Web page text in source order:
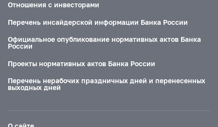
Отношения с инвесторами
Перечень инсайдерской информации Банка России
Официальное опубликование нормативных актов Банка
России
Проекты нормативных актов Банка России
Перечень нерабочих праздничных дней и перенесенных
выходных дней